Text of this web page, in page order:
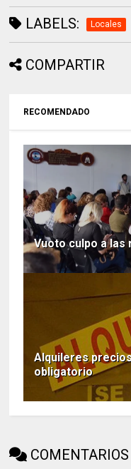
LABELS: Locales
COMPARTIR
RECOMENDADO
Vuoto culpo a
Alquileres
obligatorio
COMENTARIOS